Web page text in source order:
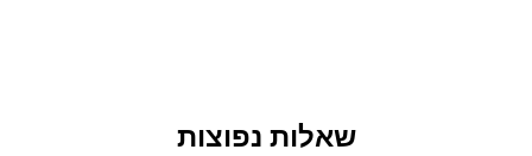
שאלות נפוצות